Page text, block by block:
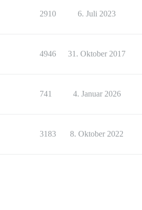
2910 6. Juli 2023
4946 31. Oktober 2017
741 4. Januar 2026
3183 8. Oktober 2022